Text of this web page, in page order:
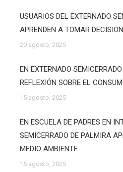
USUARIOS DEL EXTERNADO
APRENDEN A TOMAR
20 agosto, 2025
EN EXTERNADO
REFLEXIÓN SOBRE EL
15 agosto, 2025
EN ESCUELA DE PADRES EN
SEMICERRADO DE PALMIRA
MEDIO AMBIENTE
15 agosto, 2025